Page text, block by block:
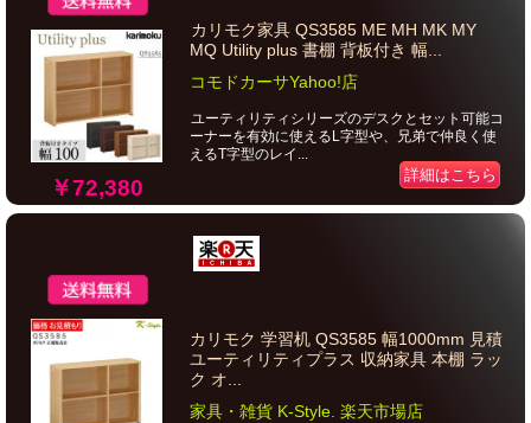
￥72,380
カリモク家具 QS3585 ME MH MK MY
MQ Utility plus 書棚 背板付き 幅...
コモドカーサYahoo!店
ユーティリティシリーズのデスクとセット可能コ
ーナーを有効に使えるL字型や、兄弟で仲良く使
えるT字型のレイ...
詳細はこちら
カリモク 学習机 QS3585 幅1000mm 見積
ユーティリティプラス 収納家具 本棚 ラッ
ク オ...
家具・雑貨 K-Style. 楽天市場店